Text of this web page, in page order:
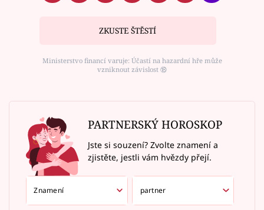
ZKUSTE ŠTĚSTÍ
Ministerstvo financí varuje: Účastí na hazardní hře může
vzniknout závislost ⑱
PARTNERSKÝ HOROSKOP
Jste si souzení? Zvolte znamení a
zjistěte, jestli vám hvězdy přejí.